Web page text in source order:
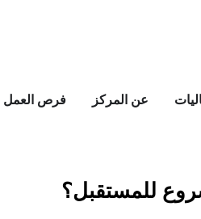
عن المركز فرص العمل
للمستقبل؟